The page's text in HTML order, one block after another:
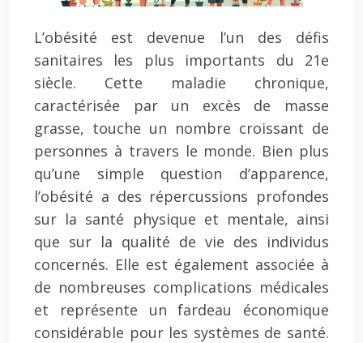
L’obésité est devenue l’un des défis
sanitaires les plus importants du 21e
siècle. Cette maladie chronique,
caractérisée par un excès de masse
grasse, touche un nombre croissant de
personnes à travers le monde. Bien plus
qu’une simple question d’apparence,
l’obésité a des répercussions profondes
sur la santé physique et mentale, ainsi
que sur la qualité de vie des individus
concernés. Elle est également associée à
de nombreuses complications médicales
et représente un fardeau économique
considérable pour les systèmes de santé.